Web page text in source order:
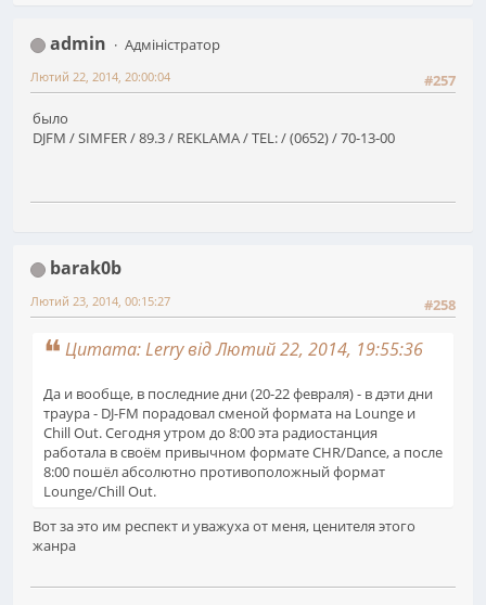
admin
Адміністратор
#257
Лютий 22, 2014, 20:00:04
было
DJFM / SIMFER / 89.3 / REKLAMA / TEL: / (0652) / 70-13-00
barak0b
#258
Лютий 23, 2014, 00:15:27
Цитата: Lerry від Лютий 22, 2014, 19:55:36
Да и вообще, в последние дни (20-22 февраля) - в дэти дни
траура - DJ-FM порадовал сменой формата на Lounge и
Chill Out. Сегодня утром до 8:00 эта радиостанция
работала в своём привычном формате CHR/Dance, а после
8:00 пошёл абсолютно противоположный формат
Lounge/Chill Out.
Вот за это им респект и уважуха от меня, ценителя этого
жанра